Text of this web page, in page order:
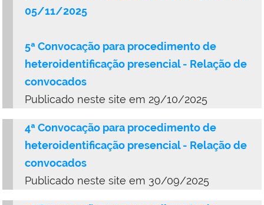
05/11/2025
5ª Convocação para procedimento de
heteroidentificação presencial - Relação de
convocados
Publicado neste site em 29/10/2025
4ª Convocação para procedimento de
heteroidentificação presencial - Relação de
convocados
Publicado neste site em 30/09/2025